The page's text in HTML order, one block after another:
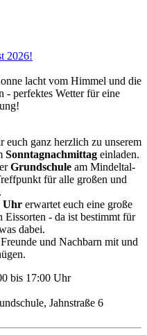
2026!
lacht vom Himmel und die
- perfektes Wetter für eine
euch ganz herzlich zu unserem
Sonntagnachmittag einladen.
Grundschule am Mindeltal-
für alle großen und
Uhr erwartet euch eine große
Eissorten - da ist bestimmt für
dabei.
und Nachbarn mit und
bis 17:00 Uhr
Jahnstraße 6